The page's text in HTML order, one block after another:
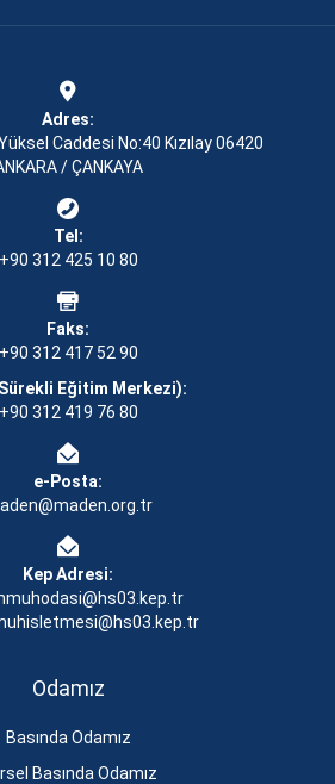
Adres:
Caddesi No:40 Kızılay 06420
/ ÇANKAYA
Tel:
+90 312 425 10 80
Faks:
+90 312 417 52 90
Eğitim Merkezi):
+90 312 419 76 80
e-Posta:
Kep Adresi:
Odamız
Basında Odamız
Basında Odamız